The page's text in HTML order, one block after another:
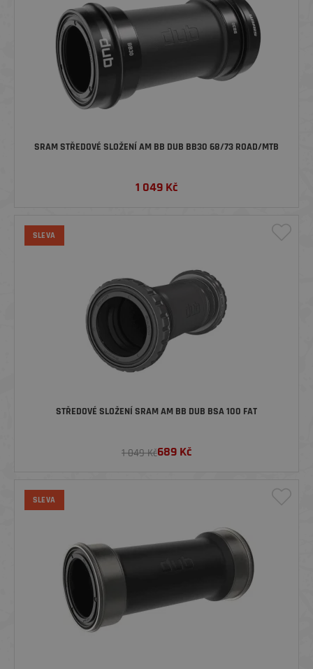
SRAM STŘEDOVÉ SLOŽENÍ AM BB DUB BB30 68/73 ROAD/MTB
1 049 Kč
SLEVA
STŘEDOVÉ SLOŽENÍ SRAM AM BB DUB BSA 100 FAT
1 049 Kč689 Kč
SLEVA